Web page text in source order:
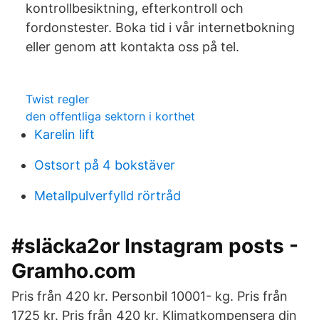
kontrollbesiktning, efterkontroll och
fordonstester. Boka tid i vår internetbokning
eller genom att kontakta oss på tel.
Twist regler
den offentliga sektorn i korthet
Karelin lift
Ostsort på 4 bokstäver
Metallpulverfylld rörtråd
#släcka2or Instagram posts -
Gramho.com
Pris från 420 kr. Personbil 10001- kg. Pris från
1725 kr. Pris från 420 kr. Klimatkompensera din